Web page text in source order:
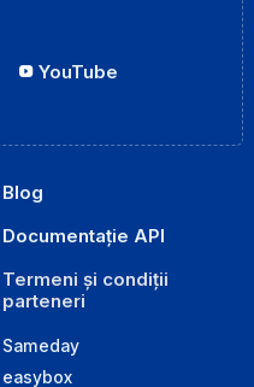
YouTube
Blog
Documentație API
Termeni și condiții
parteneri
Sameday
easybox